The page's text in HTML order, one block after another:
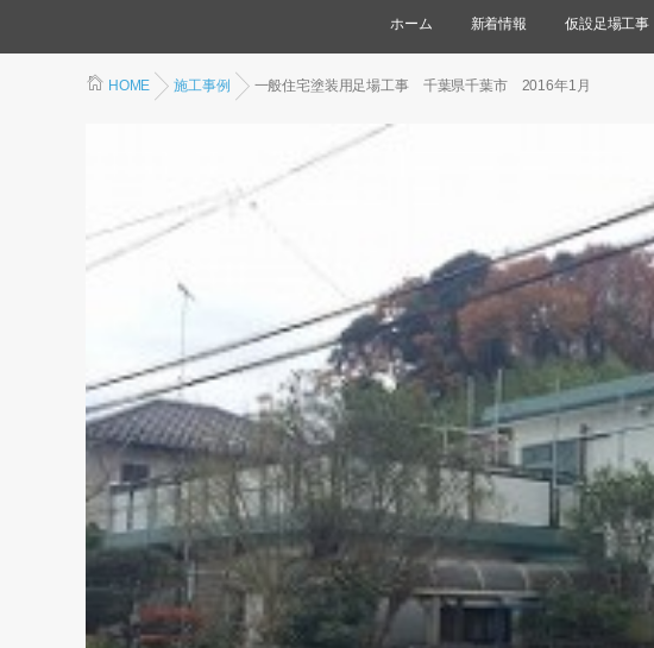
ホーム 新着情報 仮設足場工事
HOME 施工事例 一般住宅塗装用足場工事 千葉県千葉市 2016年1月